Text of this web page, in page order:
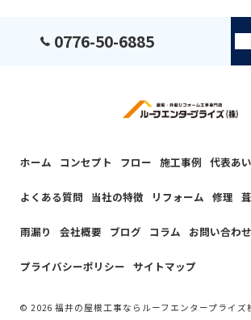
0776-50-6885
ホーム コンセプト フロー 施工事例 代表あ
よくある質問 当社の特徴 リフォーム 修理
雨漏り 会社概要 ブログ コラム お問い合わせ
プライバシーポリシー サイトマップ
© 2026 福井の屋根工事ならルーフエンタープライズ